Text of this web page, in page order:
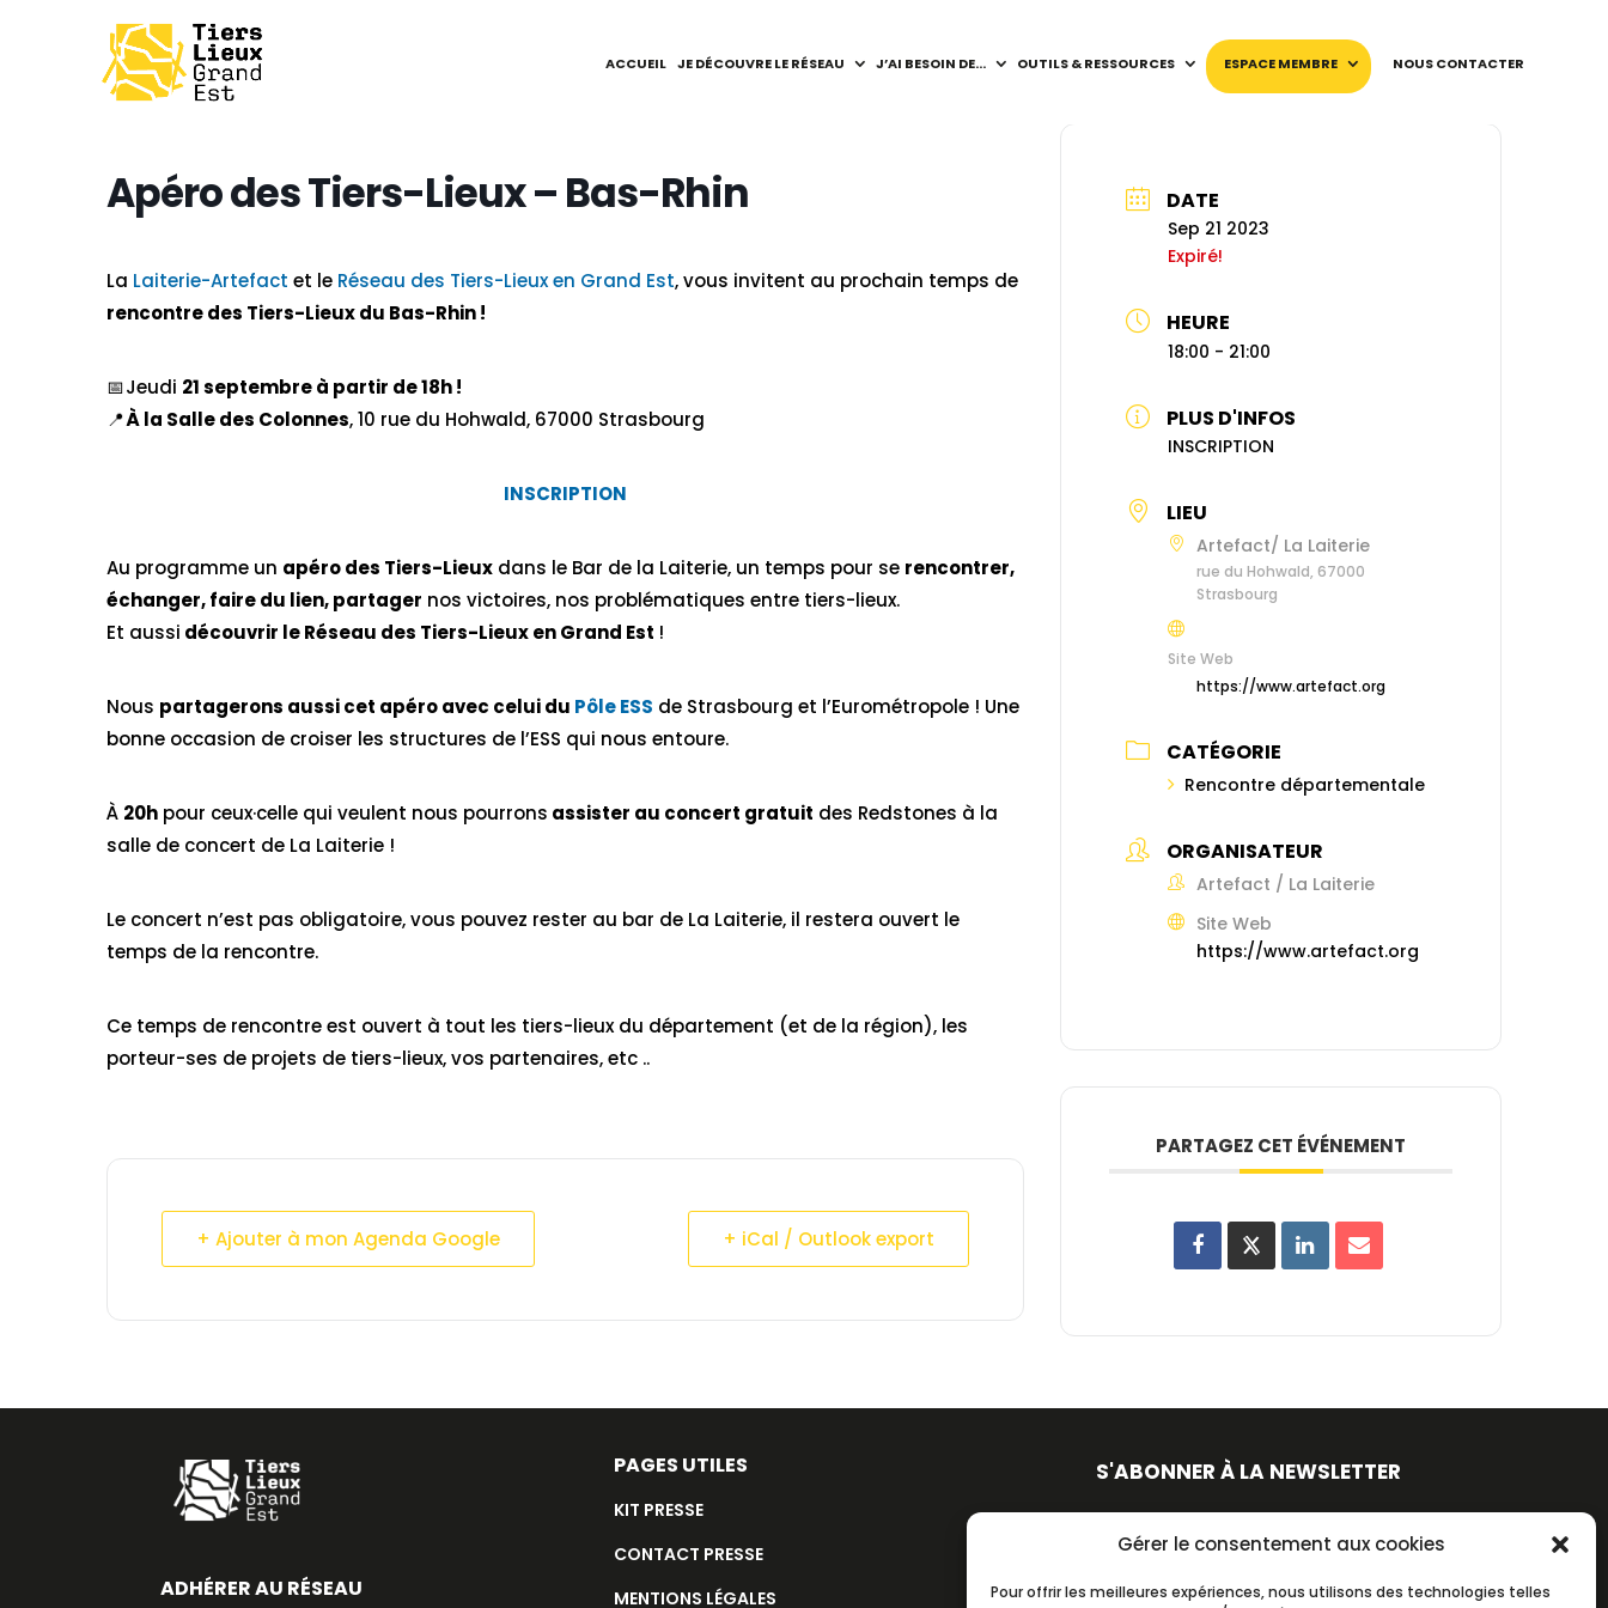
Gérer le consentement aux cookies
Pour offrir les meilleures expériences, nous utilisons des technologies telles
ACCUEIL JE DÉCOUVRE LE RÉSEAU J’AI BESOIN DE… OUTILS & RESSOURCES ESPACE MEMBRE NOUS CONTACTER
Apéro des Tiers-Lieux – Bas-Rhin
La Laiterie-Artefact et le Réseau des Tiers-Lieux en Grand Est, vous invitent au prochain temps de
rencontre des Tiers-Lieux du Bas-Rhin !
📅 Jeudi 21 septembre à partir de 18h !
📍À la Salle des Colonnes, 10 rue du Hohwald, 67000 Strasbourg
INSCRIPTION
Au programme un apéro des Tiers-Lieux dans le Bar de la Laiterie, un temps pour se rencontrer,
échanger, faire du lien, partager nos victoires, nos problématiques entre tiers-lieux.
Et aussi découvrir le Réseau des Tiers-Lieux en Grand Est !
Nous partagerons aussi cet apéro avec celui du Pôle ESS de Strasbourg et l’Eurométropole ! Une
bonne occasion de croiser les structures de l’ESS qui nous entoure.
À 20h pour ceux·celle qui veulent nous pourrons assister au concert gratuit des Redstones à la
salle de concert de La Laiterie !
Le concert n’est pas obligatoire, vous pouvez rester au bar de La Laiterie, il restera ouvert le
temps de la rencontre.
Ce temps de rencontre est ouvert à tout les tiers-lieux du département (et de la région), les
porteur-ses de projets de tiers-lieux, vos partenaires, etc ..
+ Ajouter à mon Agenda Google + iCal / Outlook export
DATE
Sep 21 2023
Expiré!
HEURE
18:00 - 21:00
PLUS D'INFOS
INSCRIPTION
LIEU
Artefact/ La Laiterie
rue du Hohwald, 67000
Strasbourg
Site Web
https://www.artefact.org
CATÉGORIE
Rencontre départementale
ORGANISATEUR
Artefact / La Laiterie
Site Web
https://www.artefact.org
PARTAGEZ CET ÉVÉNEMENT
ADHÉRER AU RÉSEAU
PAGES UTILES
KIT PRESSE
CONTACT PRESSE
MENTIONS LÉGALES
S'ABONNER À LA NEWSLETTER